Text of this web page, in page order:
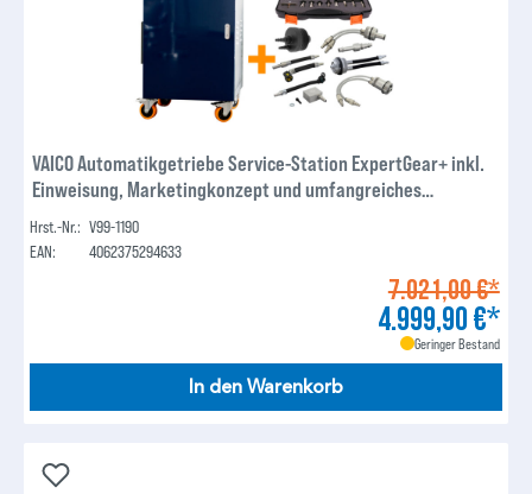
VAICO Automatikgetriebe Service-Station ExpertGear+ inkl.
Einweisung, Marketingkonzept und umfangreiches
Adaptersortiment
Hrst.-Nr.: V99-1190
EAN:
4062375294633
7.021,00 €*
4.999,90 €*
Geringer Bestand
In den Warenkorb